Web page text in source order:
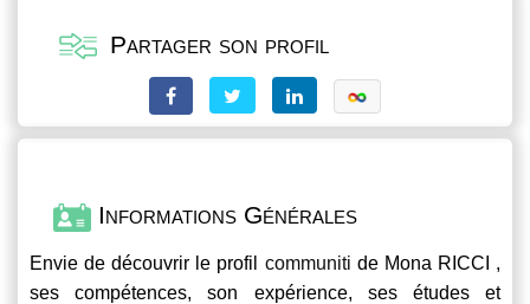
Partager son profil
Informations Générales
Envie de découvrir le profil communiti de Mona RICCI ,
ses compétences, son expérience, ses études et